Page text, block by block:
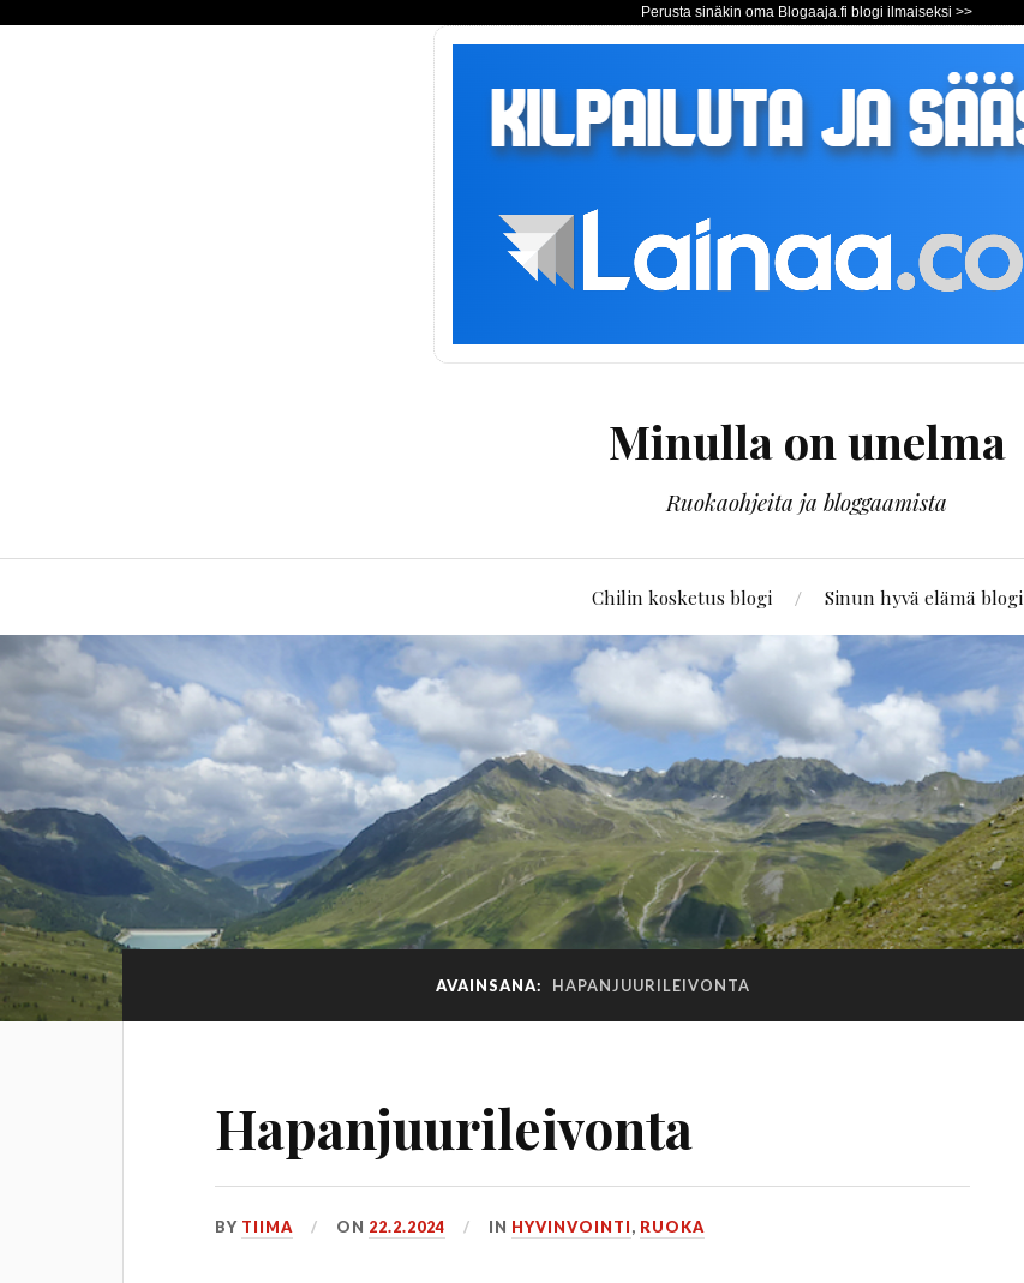
Perusta sinäkin oma Blogaaja.fi blogi ilmaiseksi >>
Minulla on unelma
Ruokaohjeita ja bloggaamista
Chilin kosketus blogi Sinun hyvä elämä blogi
AVAINSANA: HAPANJUURILEIVONTA
Hapanjuurileivonta
BY TIIMA ON 22.2.2024 IN HYVINVOINTI, RUOKA